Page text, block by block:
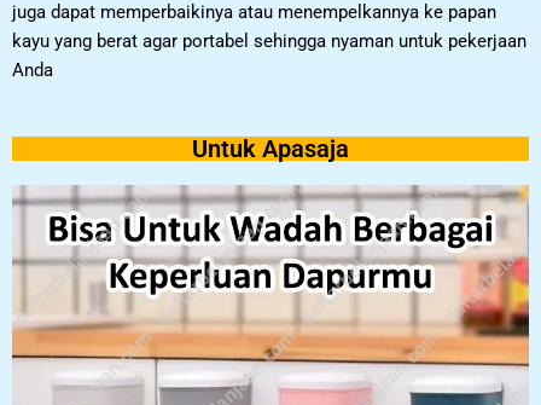
juga dapat memperbaikinya atau menempelkannya ke papan
kayu yang berat agar portabel sehingga nyaman untuk pekerjaan
Anda
Untuk Apasaja